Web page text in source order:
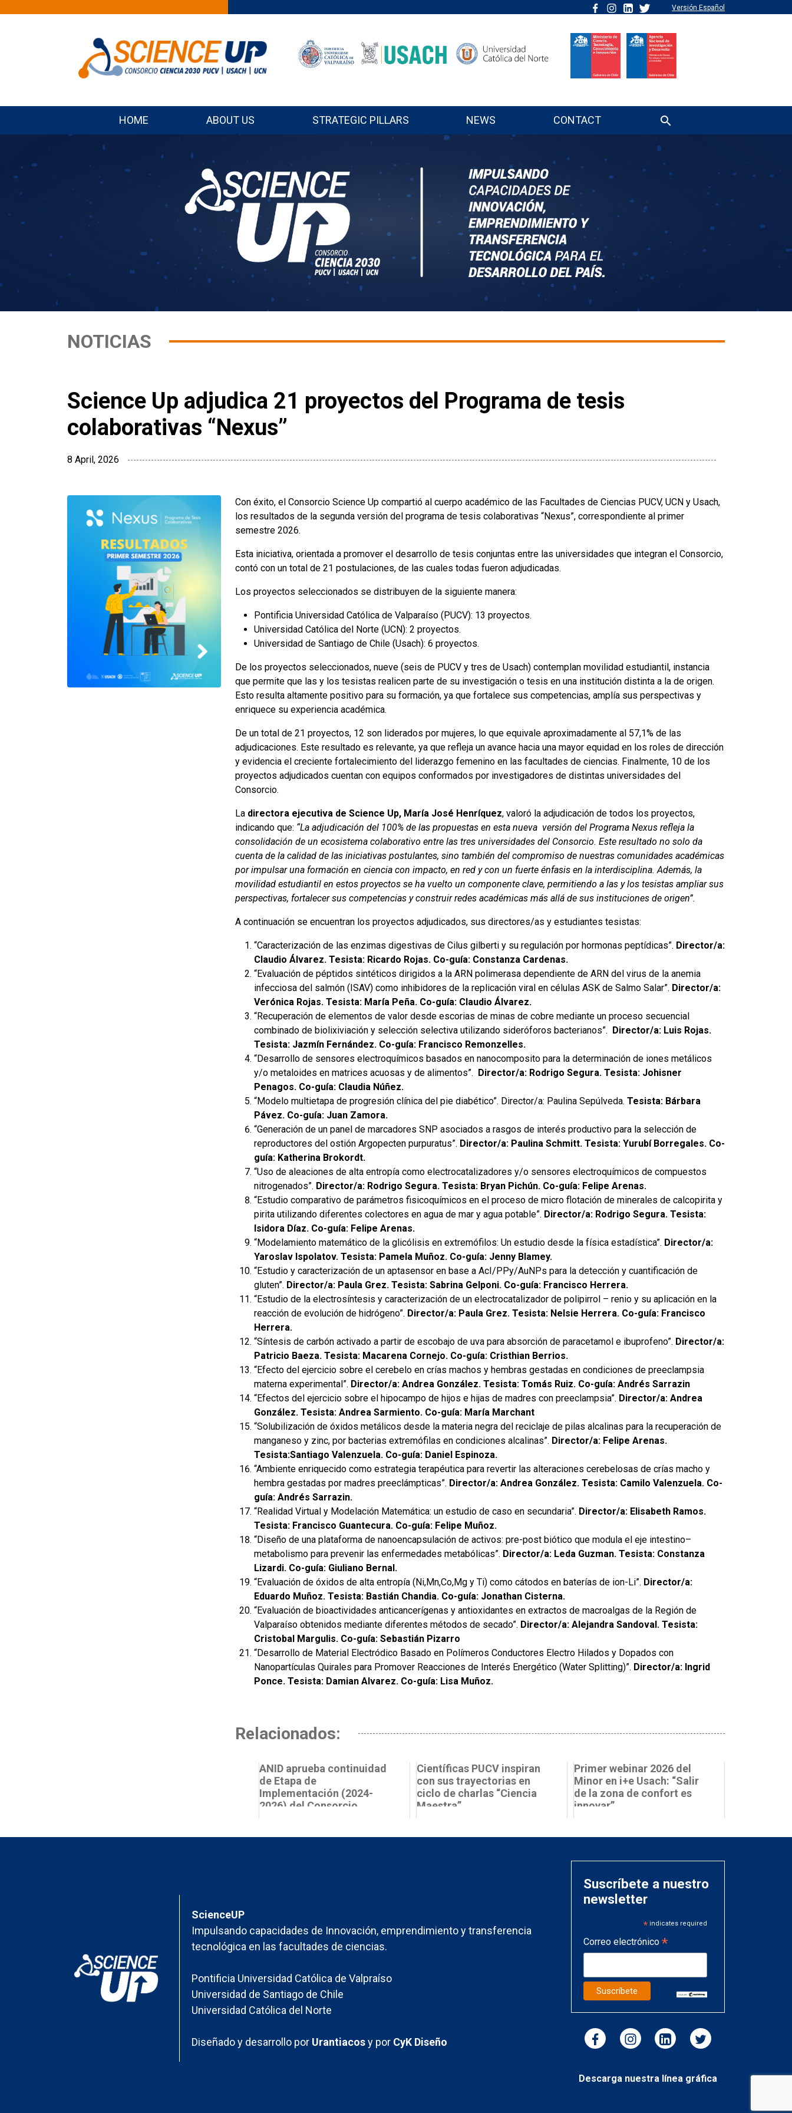
Versión Español
HOME ABOUT US STRATEGIC PILLARS NEWS CONTACT
NOTICIAS
Science Up adjudica 21 proyectos del Programa de tesis
colaborativas “Nexus”
8 April, 2026
Con éxito, el Consorcio Science Up compartió al cuerpo académico de las Facultades de Ciencias PUCV, UCN y Usach,
los resultados de la segunda versión del programa de tesis colaborativas “Nexus”, correspondiente al primer
semestre 2026.
Esta iniciativa, orientada a promover el desarrollo de tesis conjuntas entre las universidades que integran el Consorcio,
contó con un total de 21 postulaciones, de las cuales todas fueron adjudicadas.
Los proyectos seleccionados se distribuyen de la siguiente manera:
Pontificia Universidad Católica de Valparaíso (PUCV): 13 proyectos.
Universidad Católica del Norte (UCN): 2 proyectos.
Universidad de Santiago de Chile (Usach): 6 proyectos.
De los proyectos seleccionados, nueve (seis de PUCV y tres de Usach) contemplan movilidad estudiantil, instancia
que permite que las y los tesistas realicen parte de su investigación o tesis en una institución distinta a la de origen.
Esto resulta altamente positivo para su formación, ya que fortalece sus competencias, amplía sus perspectivas y
enriquece su experiencia académica.
De un total de 21 proyectos, 12 son liderados por mujeres, lo que equivale aproximadamente al 57,1% de las
adjudicaciones. Este resultado es relevante, ya que refleja un avance hacia una mayor equidad en los roles de dirección
y evidencia el creciente fortalecimiento del liderazgo femenino en las facultades de ciencias. Finalmente, 10 de los
proyectos adjudicados cuentan con equipos conformados por investigadores de distintas universidades del
Consorcio.
La directora ejecutiva de Science Up, María José Henríquez, valoró la adjudicación de todos los proyectos,
indicando que: “La adjudicación del 100% de las propuestas en esta nueva versión del Programa Nexus refleja la
consolidación de un ecosistema colaborativo entre las tres universidades del Consorcio. Este resultado no solo da
cuenta de la calidad de las iniciativas postulantes, sino también del compromiso de nuestras comunidades académicas
por impulsar una formación en ciencia con impacto, en red y con un fuerte énfasis en la interdisciplina. Además, la
movilidad estudiantil en estos proyectos se ha vuelto un componente clave, permitiendo a las y los tesistas ampliar sus
perspectivas, fortalecer sus competencias y construir redes académicas más allá de sus instituciones de origen”.
A continuación se encuentran los proyectos adjudicados, sus directores/as y estudiantes tesistas:
“Caracterización de las enzimas digestivas de Cilus gilberti y su regulación por hormonas peptídicas”. Director/a:
Claudio Álvarez. Tesista: Ricardo Rojas. Co-guía: Constanza Cardenas.
“Evaluación de péptidos sintéticos dirigidos a la ARN polimerasa dependiente de ARN del virus de la anemia
infecciosa del salmón (ISAV) como inhibidores de la replicación viral en células ASK de Salmo Salar”. Director/a:
Verónica Rojas. Tesista: María Peña. Co-guía: Claudio Álvarez.
“Recuperación de elementos de valor desde escorias de minas de cobre mediante un proceso secuencial
combinado de biolixiviación y selección selectiva utilizando sideróforos bacterianos”.
Director/a: Luis Rojas.
Tesista: Jazmín Fernández. Co-guía: Francisco Remonzelles.
“Desarrollo de sensores electroquímicos basados en nanocomposito para la determinación de iones metálicos
y/o metaloides en matrices acuosas y de alimentos”.
Director/a: Rodrigo Segura. Tesista: Johisner
Penagos. Co-guía: Claudia Núñez.
“Modelo multietapa de progresión clínica del pie diabético”. Director/a: Paulina Sepúlveda. Tesista: Bárbara
Pávez. Co-guía: Juan Zamora.
“Generación de un panel de marcadores SNP asociados a rasgos de interés productivo para la selección de
reproductores del ostión Argopecten purpuratus”. Director/a: Paulina Schmitt. Tesista: Yurubí Borregales. Co-
guía: Katherina Brokordt.
“Uso de aleaciones de alta entropía como electrocatalizadores y/o sensores electroquímicos de compuestos
nitrogenados”. Director/a: Rodrigo Segura. Tesista: Bryan Pichún. Co-guía: Felipe Arenas.
“Estudio comparativo de parámetros fisicoquímicos en el proceso de micro flotación de minerales de calcopirita y
pirita utilizando diferentes colectores en agua de mar y agua potable”. Director/a: Rodrigo Segura. Tesista:
Isidora Díaz. Co-guía: Felipe Arenas.
“Modelamiento matemático de la glicólisis en extremófilos: Un estudio desde la física estadística”. Director/a:
Yaroslav Ispolatov. Tesista: Pamela Muñoz. Co-guía: Jenny Blamey.
“Estudio y caracterización de un aptasensor en base a AcI/PPy/AuNPs para la detección y cuantificación de
gluten”. Director/a: Paula Grez. Tesista: Sabrina Gelponi. Co-guía: Francisco Herrera.
“Estudio de la electrosíntesis y caracterización de un electrocatalizador de polipirrol – renio y su aplicación en la
reacción de evolución de hidrógeno”. Director/a: Paula Grez. Tesista: Nelsie Herrera. Co-guía: Francisco
Herrera.
“Síntesis de carbón activado a partir de escobajo de uva para absorción de paracetamol e ibuprofeno”. Director/a:
Patricio Baeza. Tesista: Macarena Cornejo. Co-guía: Cristhian Berrios.
“Efecto del ejercicio sobre el cerebelo en crías machos y hembras gestadas en condiciones de preeclampsia
materna experimental”. Director/a: Andrea González. Tesista: Tomás Ruiz. Co-guía: Andrés Sarrazin
“Efectos del ejercicio sobre el hipocampo de hijos e hijas de madres con preeclampsia”. Director/a: Andrea
González. Tesista: Andrea Sarmiento. Co-guía: María Marchant
“Solubilización de óxidos metálicos desde la materia negra del reciclaje de pilas alcalinas para la recuperación de
manganeso y zinc, por bacterias extremófilas en condiciones alcalinas”. Director/a: Felipe Arenas.
Tesista:Santiago Valenzuela. Co-guía: Daniel Espinoza.
“Ambiente enriquecido como estrategia terapéutica para revertir las alteraciones cerebelosas de crías macho y
hembra gestadas por madres preeclámpticas”. Director/a: Andrea González. Tesista: Camilo Valenzuela. Co-
guía: Andrés Sarrazin.
“Realidad Virtual y Modelación Matemática: un estudio de caso en secundaria”. Director/a: Elisabeth Ramos.
Tesista: Francisco Guantecura. Co-guía: Felipe Muñoz.
“Diseño de una plataforma de nanoencapsulación de activos: pre-post biótico que modula el eje intestino–
metabolismo para prevenir las enfermedades metabólicas”. Director/a: Leda Guzman. Tesista: Constanza
Lizardi. Co-guía: Giuliano Bernal.
“Evaluación de óxidos de alta entropía (Ni,Mn,Co,Mg y Ti) como cátodos en baterías de ion-Li”. Director/a:
Eduardo Muñoz. Tesista: Bastián Chandia. Co-guía: Jonathan Cisterna.
“Evaluación de bioactividades anticancerígenas y antioxidantes en extractos de macroalgas de la Región de
Valparaíso obtenidos mediante diferentes métodos de secado”. Director/a: Alejandra Sandoval. Tesista:
Cristobal Margulis. Co-guía: Sebastián Pizarro
“Desarrollo de Material Electródico Basado en Polímeros Conductores Electro Hilados y Dopados con
Nanopartículas Quirales para Promover Reacciones de Interés Energético (Water Splitting)”. Director/a: Ingrid
Ponce. Tesista: Damian Alvarez. Co-guía: Lisa Muñoz.
Relacionados:
ANID aprueba continuidad
de Etapa de
Implementación (2024-
2026) del Consorcio
Científicas PUCV inspiran
con sus trayectorias en
ciclo de charlas “Ciencia
Maestra”
Primer webinar 2026 del
Minor en i+e Usach: “Salir
de la zona de confort es
innovar”
ScienceUP
Impulsando capacidades de Innovación, emprendimiento y transferencia
tecnológica en las facultades de ciencias.
Pontificia Universidad Católica de Valpraíso
Universidad de Santiago de Chile
Universidad Católica del Norte
Diseñado y desarrollo por Urantiacosy por CyK Diseño
Suscríbete a nuestro
newsletter
* indicates required
Correo electrónico *
Descarga nuestra línea gráfica